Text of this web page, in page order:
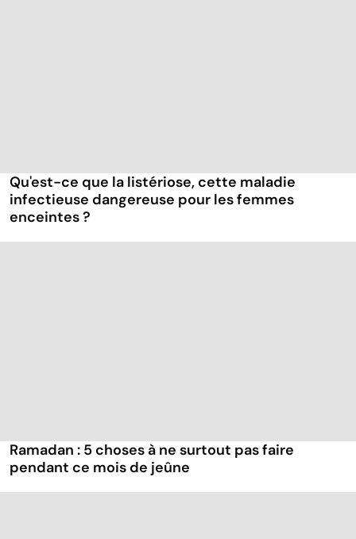
Qu'est-ce que la listériose, cette maladie
infectieuse dangereuse pour les femmes
enceintes ?
Ramadan : 5 choses à ne surtout pas faire
pendant ce mois de jeûne